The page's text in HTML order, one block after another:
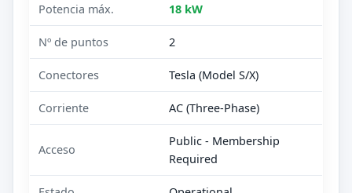
Potencia máx. 18 kW
Nº de puntos 2
Conectores Tesla (Model S/X)
Corriente AC (Three-Phase)
Acceso
Public - Membership
Required